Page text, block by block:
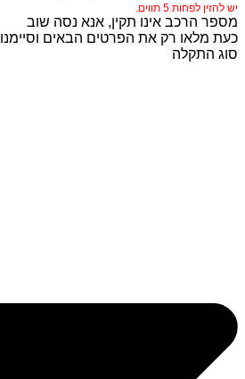
יש להזין לפחות 5 תווים.
מספר הרכב אינו תקין, אנא נסה שוב
כעת מלאו רק את הפרטים הבאים וסיימנו
סוג התקלה